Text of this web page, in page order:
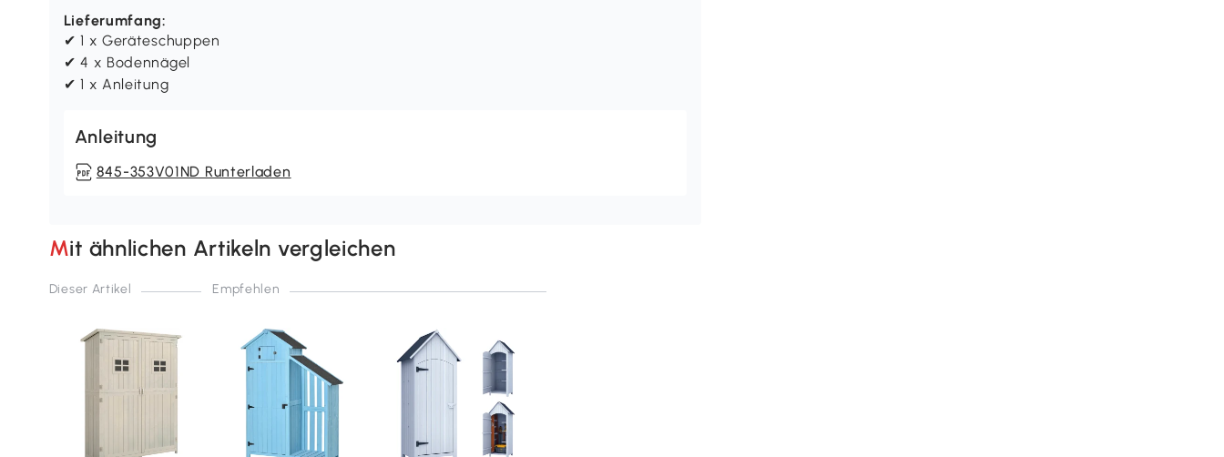
Lieferumfang:
✔ 1 x Geräteschuppen
✔ 4 x Bodennägel
✔ 1 x Anleitung
Anleitung
845-353V01ND Runterladen
Mit ähnlichen Artikeln vergleichen
Dieser Artikel Empfehlen